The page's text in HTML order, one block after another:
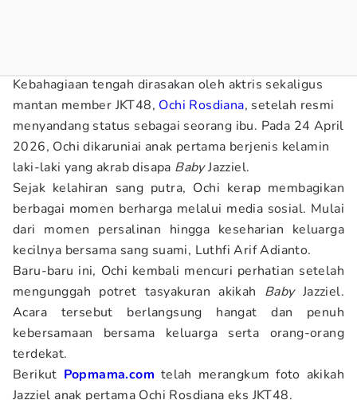
Kebahagiaan tengah dirasakan oleh aktris sekaligus
mantan member JKT48, Ochi Rosdiana, setelah resmi
menyandang status sebagai seorang ibu. Pada 24 April
2026, Ochi dikaruniai anak pertama berjenis kelamin
laki-laki yang akrab disapa BabyJazziel.
Sejak kelahiran sang putra, Ochi kerap membagikan
berbagai momen berharga melalui media sosial. Mulai
dari momen persalinan hingga keseharian keluarga
kecilnya bersama sang suami, Luthfi Arif Adianto.
Baru-baru ini, Ochi kembali mencuri perhatian setelah
mengunggah potret tasyakuran akikah BabyJazziel.
Acara tersebut berlangsung hangat dan penuh
kebersamaan bersama keluarga serta orang-orang
terdekat.
Berikut Popmama.com telah merangkum foto akikah
Jazziel anak pertama Ochi Rosdiana eks JKT48.